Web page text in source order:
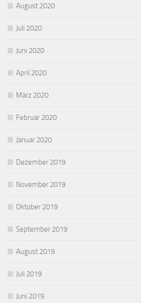
August 2020
Juli 2020
Juni 2020
April 2020
März 2020
Februar 2020
Januar 2020
Dezember 2019
November 2019
Oktober 2019
September 2019
August 2019
Juli 2019
Juni 2019